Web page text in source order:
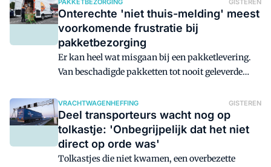
nog wel belangrijker - de gemeente verwelkomde
ontwikkelaars en gebruikers van logistiek
vastgoed met open armen. Maar ook in de
Flevopolder waait ondertussen een andere wind.
PAKKETBEZORGING GISTEREN
Onterechte 'niet thuis-melding' meest
voorkomende frustratie bij
pakketbezorging
Er kan heel wat misgaan bij een pakketlevering.
Van beschadigde pakketten tot nooit geleverde
ervaren. Maar de meest voorkomende frustratie is
nog wel de onterechte 'niet thuis-melding'.
VRACHTWAGENHEFFING GISTEREN
Deel transporteurs wacht nog op
tolkastje: 'Onbegrijpelijk dat het niet
direct op orde was'
Tolkastjes die niet kwamen, een overbezette